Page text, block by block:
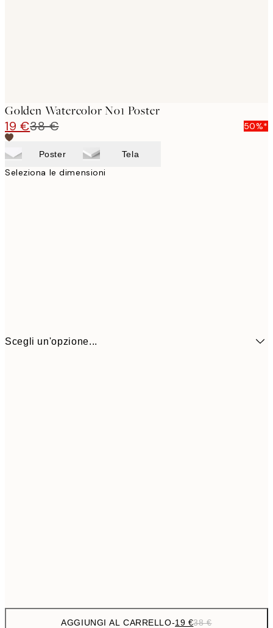
Golden Watercolor No1 Poster
19 €38 € 50%*
Poster Tela
Seleziona le dimensioni
Scegli un'opzione...
AGGIUNGI AL CARRELLO-19 €38 €